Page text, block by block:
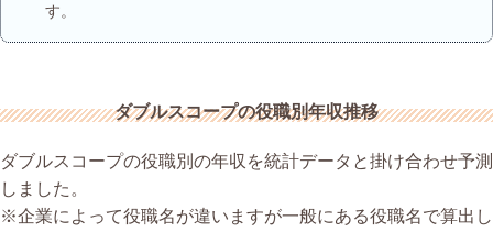
す。
ダブルスコープの役職別年収推移
ダブルスコープの役職別の年収を統計データと掛け合わせ予測
しました。
※企業によって役職名が違いますが一般にある役職名で算出し